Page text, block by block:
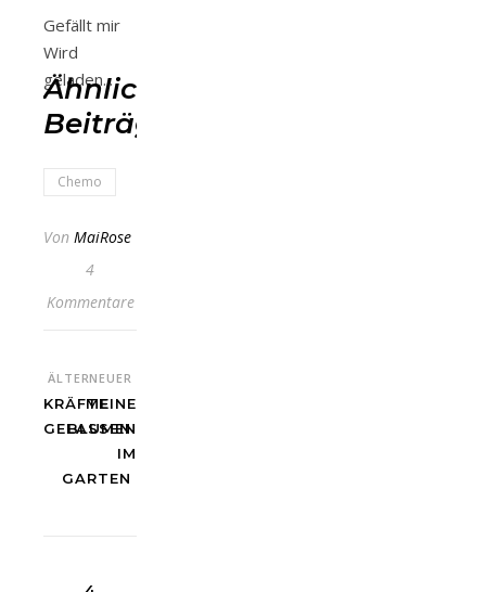
Gefällt mir
Wird
geladen...
Ähnliche
Beiträge
Chemo
Von MaiRose
4
Kommentare
ÄLTER
KRÄFTE
GELASSEN
NEUER
MEINE
BLUMEN
IM
GARTEN